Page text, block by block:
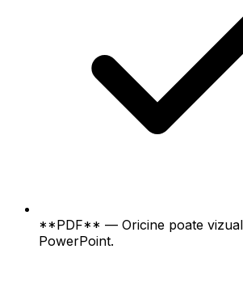
**PDF** — Oricine poate
PowerPoint.